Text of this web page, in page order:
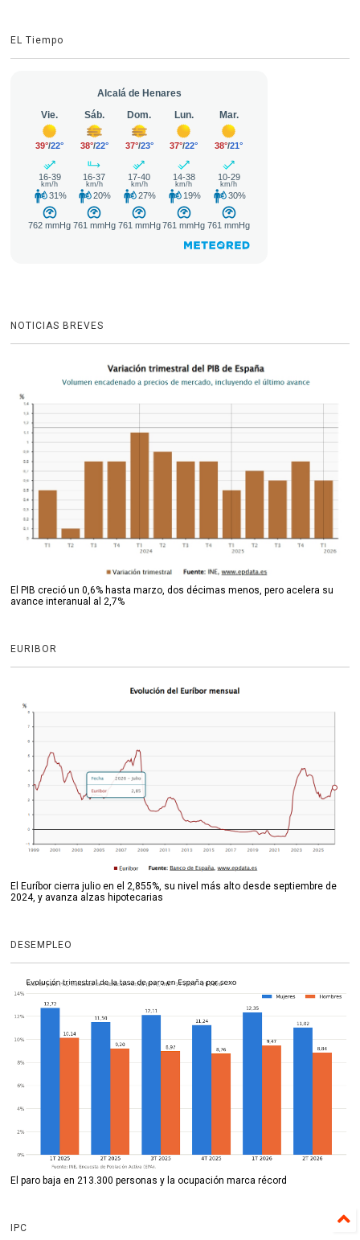
EL Tiempo
NOTICIAS BREVES
El PIB creció un 0,6% hasta marzo, dos décimas menos, pero acelera su
avance interanual al 2,7%
EURIBOR
El Euríbor cierra julio en el 2,855%, su nivel más alto desde septiembre de
2024, y avanza alzas hipotecarias
DESEMPLEO
El paro baja en 213.300 personas y la ocupación marca récord
IPC